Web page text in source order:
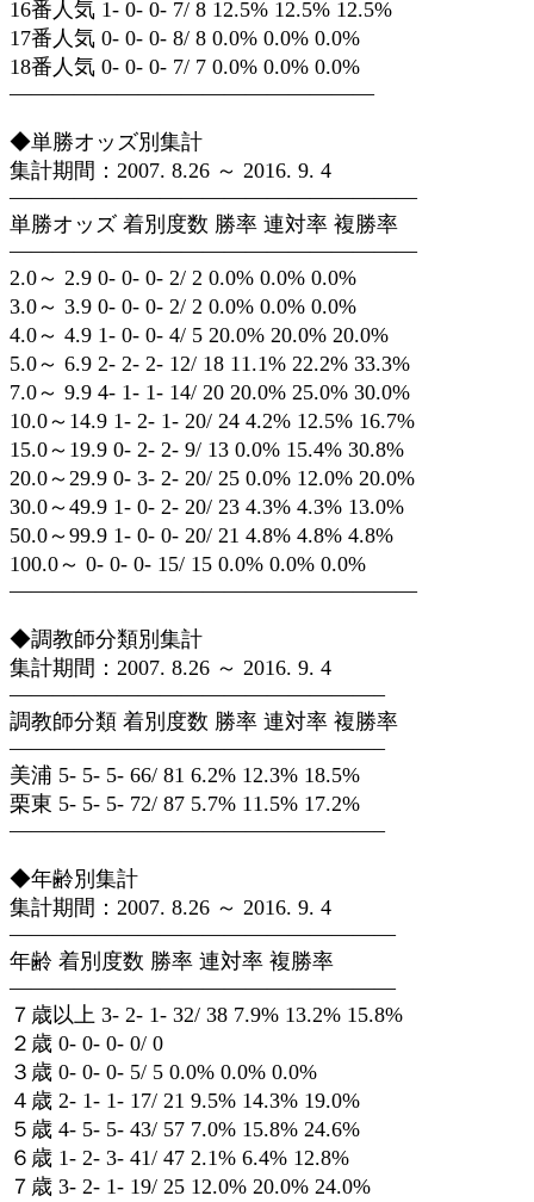
16番人気 1- 0- 0- 7/ 8 12.5% 12.5% 12.5%
17番人気 0- 0- 0- 8/ 8 0.0% 0.0% 0.0%
18番人気 0- 0- 0- 7/ 7 0.0% 0.0% 0.0%
—————————————————
◆単勝オッズ別集計
集計期間：2007. 8.26 ～ 2016. 9. 4
———————————————————
単勝オッズ 着別度数 勝率 連対率 複勝率
———————————————————
2.0～ 2.9 0- 0- 0- 2/ 2 0.0% 0.0% 0.0%
3.0～ 3.9 0- 0- 0- 2/ 2 0.0% 0.0% 0.0%
4.0～ 4.9 1- 0- 0- 4/ 5 20.0% 20.0% 20.0%
5.0～ 6.9 2- 2- 2- 12/ 18 11.1% 22.2% 33.3%
7.0～ 9.9 4- 1- 1- 14/ 20 20.0% 25.0% 30.0%
10.0～14.9 1- 2- 1- 20/ 24 4.2% 12.5% 16.7%
15.0～19.9 0- 2- 2- 9/ 13 0.0% 15.4% 30.8%
20.0～29.9 0- 3- 2- 20/ 25 0.0% 12.0% 20.0%
30.0～49.9 1- 0- 2- 20/ 23 4.3% 4.3% 13.0%
50.0～99.9 1- 0- 0- 20/ 21 4.8% 4.8% 4.8%
100.0～ 0- 0- 0- 15/ 15 0.0% 0.0% 0.0%
———————————————————
◆調教師分類別集計
集計期間：2007. 8.26 ～ 2016. 9. 4
—————————————————–
調教師分類 着別度数 勝率 連対率 複勝率
—————————————————–
美浦 5- 5- 5- 66/ 81 6.2% 12.3% 18.5%
栗東 5- 5- 5- 72/ 87 5.7% 11.5% 17.2%
—————————————————–
◆年齢別集計
集計期間：2007. 8.26 ～ 2016. 9. 4
——————————————————
年齢 着別度数 勝率 連対率 複勝率
——————————————————
７歳以上 3- 2- 1- 32/ 38 7.9% 13.2% 15.8%
２歳 0- 0- 0- 0/ 0
３歳 0- 0- 0- 5/ 5 0.0% 0.0% 0.0%
４歳 2- 1- 1- 17/ 21 9.5% 14.3% 19.0%
５歳 4- 5- 5- 43/ 57 7.0% 15.8% 24.6%
６歳 1- 2- 3- 41/ 47 2.1% 6.4% 12.8%
７歳 3- 2- 1- 19/ 25 12.0% 20.0% 24.0%